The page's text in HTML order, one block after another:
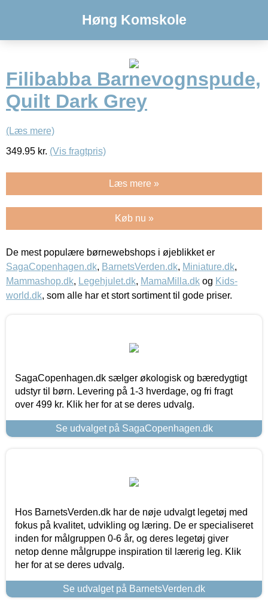
Høng Komskole
Filibabba Barnevognspude,
Quilt Dark Grey
(Læs mere)
349.95 kr. (Vis fragtpris)
Læs mere »
Køb nu »
De mest populære børnewebshops i øjeblikket er
SagaCopenhagen.dk, BarnetsVerden.dk, Miniature.dk,
Mammashop.dk, Legehjulet.dk, MamaMilla.dk og Kids-
world.dk, som alle har et stort sortiment til gode priser.
SagaCopenhagen.dk sælger økologisk og bæredygtigt
udstyr til børn. Levering på 1-3 hverdage, og fri fragt
over 499 kr. Klik her for at se deres udvalg.
Se udvalget på SagaCopenhagen.dk
Hos BarnetsVerden.dk har de nøje udvalgt legetøj med
fokus på kvalitet, udvikling og læring. De er specialiseret
inden for målgruppen 0-6 år, og deres legetøj giver
netop denne målgruppe inspiration til lærerig leg. Klik
her for at se deres udvalg.
Se udvalget på BarnetsVerden.dk